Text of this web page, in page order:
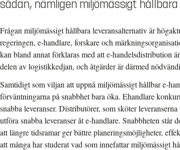
sådan, nämligen miljömässigt
Frågan miljömässigt hållbara leveransalternativ är
regeringen, e-handlare, forskare och
kan bland annat förklaras med att e-handelsdistribution
delen av logistikkedjan, och åtgärder är därmed
Samtidigt som viljan att uppnå miljömässigt hållbar e-
förväntningarna på snabbhet bara öka. Ehandlare
snabba leveranser. Distributörer, som sköter
utföra snabba leveranser åt e-handlare. Snabbheten
att längre tidsramar ger bättre planeringsmöjligheter,
att många har studerat vad som innefattar miljömässigt